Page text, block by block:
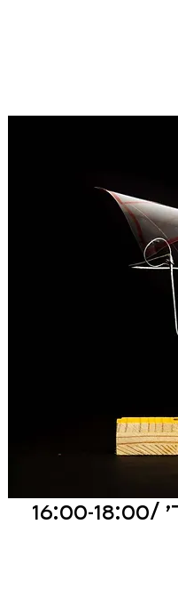
סטודיו לילדים / יום ד׳ /16:00-18:00